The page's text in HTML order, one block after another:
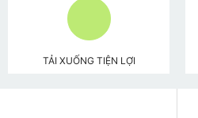
TẢI XUỐNG TIỆN LỢI